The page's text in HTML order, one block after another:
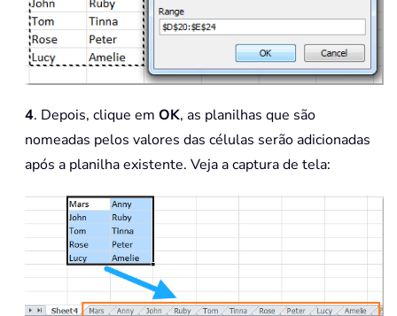
4. Depois, clique em OK, as planilhas que são
nomeadas pelos valores das células serão adicionadas
após a planilha existente. Veja a captura de tela: